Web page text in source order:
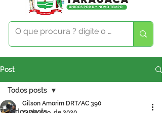
Post
Todos posts
Gilson Amorim DRT/AC 390